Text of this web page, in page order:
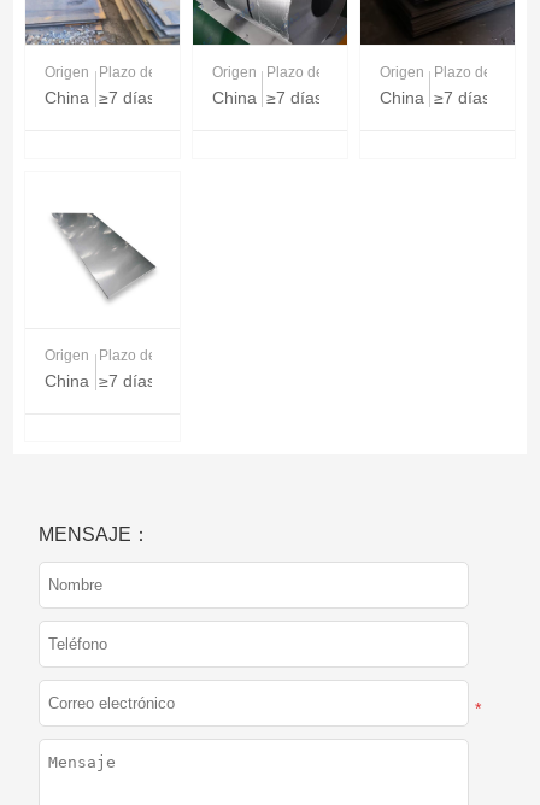
Origen
China
Plazo de entrega
≥7 días
Origen
China
Plazo de entrega
≥7 días
Origen
China
Plazo de
≥7 días
Origen
China
Plazo de entrega
≥7 días
MENSAJE：
*